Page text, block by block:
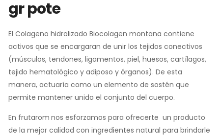
gr pote
El Colageno hidrolizado Biocolagen montana contiene
activos que se encargaran de unir los tejidos conectivos
(músculos, tendones, ligamentos, piel, huesos, cartílagos,
tejido hematológico y adiposo y órganos). De esta
manera, actuaría como un elemento de sostén que
permite mantener unido el conjunto del cuerpo.
En frutarom nos esforzamos para ofrecerte un producto
de la mejor calidad con ingredientes natural para brindarle